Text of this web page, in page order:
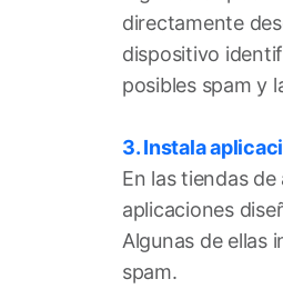
directamente
dispositivo
posibles spam y
3. Instala
En las tiendas
aplicaciones
Algunas de ellas
spam.